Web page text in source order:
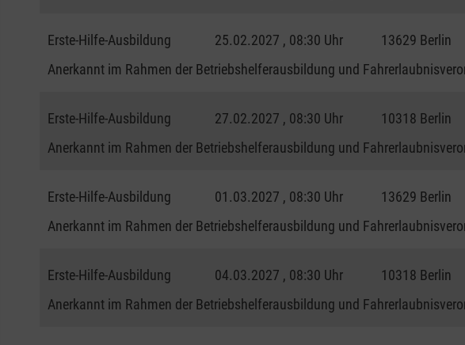
Erste-Hilfe-Ausbildung 25.02.2027 , 08:30 Uhr 13629 Berlin
Anerkannt im Rahmen der Betriebshelferausbildung und
Erste-Hilfe-Ausbildung 27.02.2027 , 08:30 Uhr 10318 Berlin
Anerkannt im Rahmen der Betriebshelferausbildung und
Erste-Hilfe-Ausbildung 01.03.2027 , 08:30 Uhr 13629 Berlin
Anerkannt im Rahmen der Betriebshelferausbildung und
Erste-Hilfe-Ausbildung 04.03.2027 , 08:30 Uhr 10318 Berlin
Anerkannt im Rahmen der Betriebshelferausbildung und